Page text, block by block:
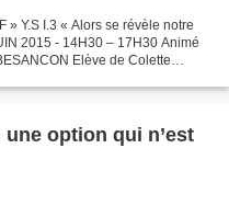
Y.S I.3 « Alors se révèle notre
2015 - 14H30 – 17H30 Animé
Elève de Colette
option qui n’est